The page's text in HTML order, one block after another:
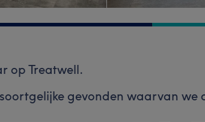
op Treatwell.
gevonden waarvan we